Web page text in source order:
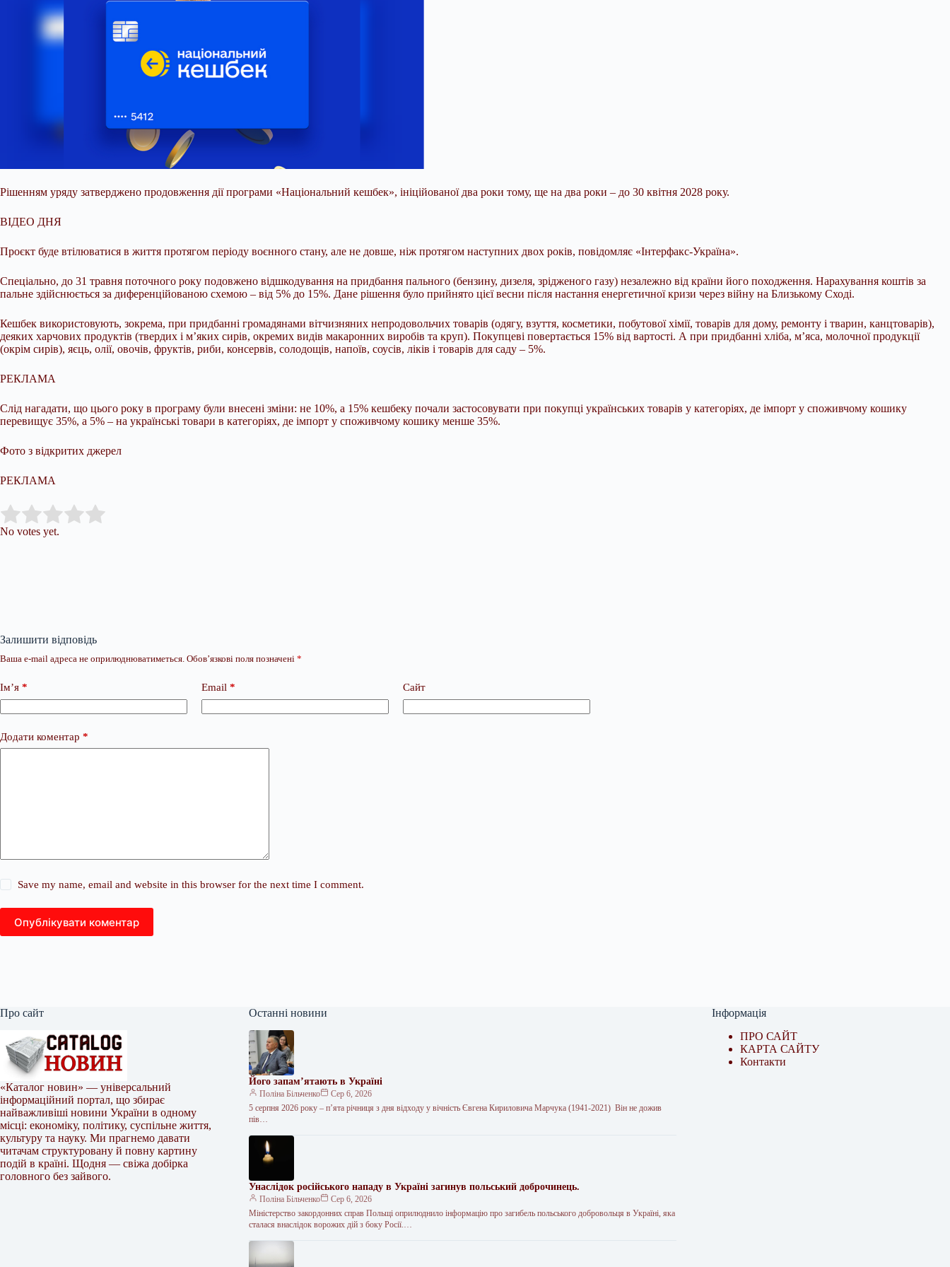
Рішенням уряду затверджено продовження дії програми «Національний кешбек», ініційованої два роки тому, ще на два роки – до 30 квітня 2028 року.
ВІДЕО ДНЯ
Проєкт буде втілюватися в життя протягом періоду воєнного стану, але не довше, ніж протягом наступних двох років, повідомляє «Інтерфакс-Україна».
Спеціально, до 31 травня поточного року подовжено відшкодування на придбання пального (бензину, дизеля, зрідженого газу) незалежно від країни його походження. Нарахування коштів за
пальне здійснюється за диференційованою схемою – від 5% до 15%. Дане рішення було прийнято цієї весни після настання енергетичної кризи через війну на Близькому Сході.
Кешбек використовують, зокрема, при придбанні громадянами вітчизняних непродовольчих товарів (одягу, взуття, косметики, побутової хімії, товарів для дому, ремонту і тварин, канцтоварів),
деяких харчових продуктів (твердих і м’яких сирів, окремих видів макаронних виробів та круп). Покупцеві повертається 15% від вартості. А при придбанні хліба, м’яса, молочної продукції
(окрім сирів), яєць, олії, овочів, фруктів, риби, консервів, солодощів, напоїв, соусів, ліків і товарів для саду – 5%.
РЕКЛАМА
Слід нагадати, що цього року в програму були внесені зміни: не 10%, а 15% кешбеку почали застосовувати при покупці українських товарів у категоріях, де імпорт у споживчому кошику
перевищує 35%, а 5% – на українські товари в категоріях, де імпорт у споживчому кошику менше 35%.
Фото з відкритих джерел
РЕКЛАМА
Rate this item:
No votes yet.
Залишити відповідь
Ваша e-mail адреса не оприлюднюватиметься. Обов’язкові поля позначені *
Ім’я * Email * Сайт
Додати коментар *
Save my name, email and website in this browser for the next time I comment.
Опублікувати коментар
Про сайт
«Каталог новин» — універсальний
інформаційний портал, що збирає
найважливіші новини України в одному
місці: економіку, політику, суспільне життя,
культуру та науку. Ми прагнемо давати
читачам структуровану й повну картину
подій в країні. Щодня — свіжа добірка
головного без зайвого.
Останні новини
Його запам’ятають в Україні
Поліна Більченко
Сер 6, 2026
5 серпня 2026 року – п’ята річниця з дня відходу у вічність Євгена Кириловича Марчука (1941-2021) Він не дожив
пів…
Унаслідок російського нападу в Україні загинув польський доброчинець.
Поліна Більченко
Сер 6, 2026
Міністерство закордонних справ Польщі оприлюднило інформацію про загибель польського добровольця в Україні, яка
сталася внаслідок ворожих дій з боку Росії.…
Інформація
ПРО САЙТ
КАРТА САЙТУ
Контакти